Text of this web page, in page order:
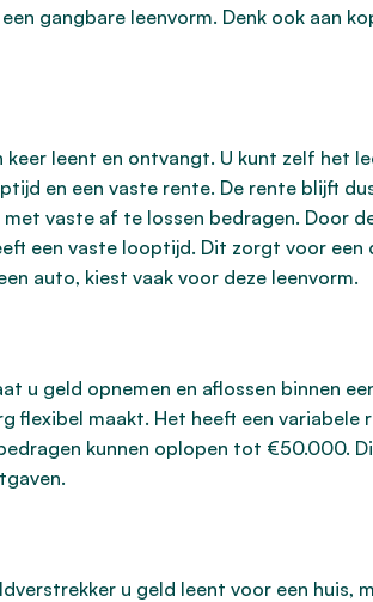
een gangbare leenvorm. Denk ook aan
leent en ontvangt. U kunt zelf het
en een vaste rente. De rente blijft
vaste af te lossen bedragen. Door
een vaste looptijd. Dit zorgt voor
auto, kiest vaak voor deze leenvorm.
u geld opnemen en aflossen binnen
flexibel maakt. Het heeft een
kunnen oplopen tot €50.000.
u geld leent voor een huis,